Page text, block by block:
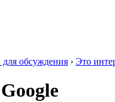
обсуждения › Это